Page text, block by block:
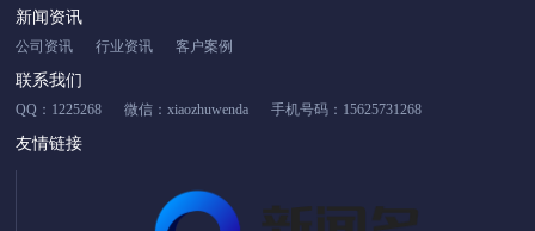
新闻资讯
公司资讯 行业资讯 客户案例
联系我们
QQ：1225268 微信：xiaozhuwenda 手机号码：15625731268
友情链接